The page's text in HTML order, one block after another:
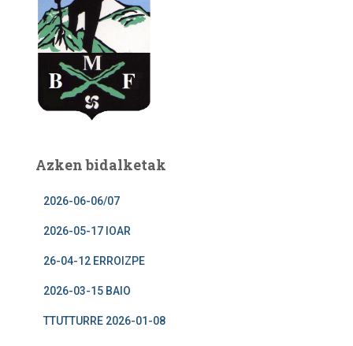
Azken bidalketak
2026-06-06/07
2026-05-17 IOAR
26-04-12 ERROIZPE
2026-03-15 BAIO
TTUTTURRE 2026-01-08